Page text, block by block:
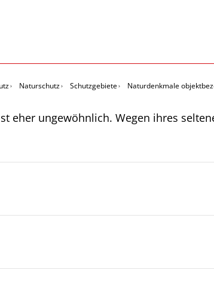
Naturschutz Schutzgebiete Naturdenkmale
eher ungewöhnlich. Wegen ihres